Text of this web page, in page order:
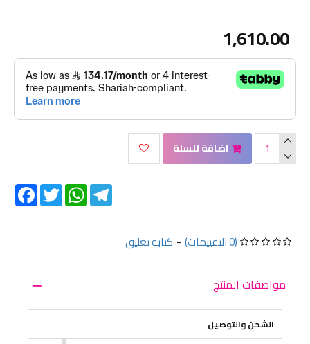
(0 التقييمات) - كتابة تعليق
1,610.00
اضافة للسلة
Twitter
WhatsAppTelegram
مواصفات المنتج
الشحن والتوصيل